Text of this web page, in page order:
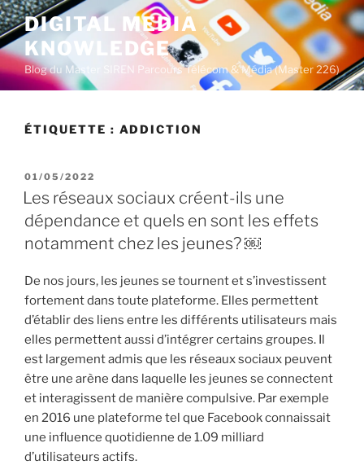
A
l
l
e
r
DIGITAL MEDIA
KNOWLEDGE
Blog du Master SIREN Parcours Télécom & Média (Master 226)
ÉTIQUETTE : ADDICTION
P
U
B
L
É
E
01/05/2022
Les réseaux sociaux créent-ils une
dépendance et quels en sont les effets
notamment chez les jeunes? ￼
De nos jours, les jeunes se tournent et s’investissent
fortement dans toute plateforme. Elles permettent
d’établir des liens entre les différents utilisateurs mais
elles permettent aussi d’intégrer certains groupes. Il
est largement admis que les réseaux sociaux peuvent
être une arène dans laquelle les jeunes se connectent
et interagissent de manière compulsive. Par exemple
en 2016 une plateforme tel que Facebook connaissait
une influence quotidienne de 1.09 milliard
d’utilisateurs actifs.